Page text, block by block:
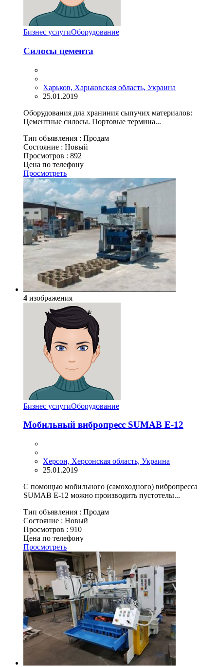
Бизнес услугиОборудование
Силосы цемента
Харьков, Харьковская область, Украина
25.01.2019
Оборудования дла храниния сыпучих материалов:
Цементные силосы. Портовые термина...
Тип объявления : Продам
Состояние : Новый
Просмотров : 892
Цена по телефону
Просмотреть
4 изображения
Бизнес услугиОборудование
Мобильный вибропресс SUMAB E-12
Херсон, Херсонская область, Украина
25.01.2019
С помощью мобильного (самоходного) вибропресса
SUMAB E-12 можно производить пустотелы...
Тип объявления : Продам
Состояние : Новый
Просмотров : 910
Цена по телефону
Просмотреть